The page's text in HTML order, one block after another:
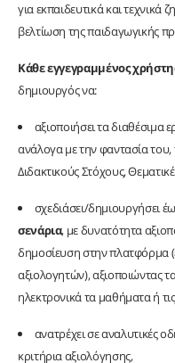
για εκπαιδευτικά και
βελτίωση της παιδαγωγικής
Κάθε εγγεγραμμένος
δημιουργός να:
αξιοποιήσει τα διαθέσιμα
ανάλογα με την φαντασία του,
Διδακτικούς Στόχους,
σχεδιάσει/δημιουργήσει
σενάρια, με δυνατότητα
δημοσίευση στην πλατφόρμα
αξιολογητών), αξιοποιώντας
ηλεκτρονικά τα μαθήματα ή
ανατρέχει σε αναλυτικές
κριτήρια αξιολόγησης,